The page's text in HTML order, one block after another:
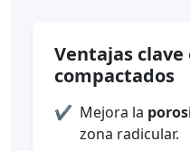
Ventajas clave
compactados
✔️ Mejora la
zona radicular.